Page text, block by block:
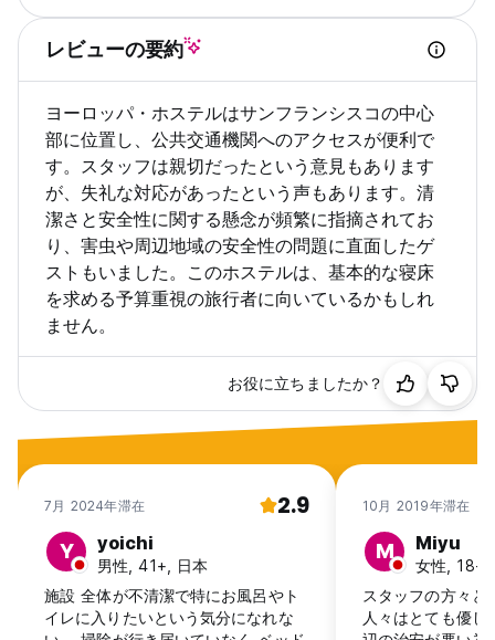
レビューの要約
ヨーロッパ・ホステルはサンフランシスコの中心
部に位置し、公共交通機関へのアクセスが便利で
す。スタッフは親切だったという意見もあります
が、失礼な対応があったという声もあります。清
潔さと安全性に関する懸念が頻繁に指摘されてお
り、害虫や周辺地域の安全性の問題に直面したゲ
ストもいました。このホステルは、基本的な寝床
を求める予算重視の旅行者に向いているかもしれ
ません。
お役に立ちましたか？
7月 2024年滞在 2.9
Y yoichi
男性, 41+, 日本
施設 全体が不清潔で特にお風呂やト
イレに入りたいという気分になれな
10月 2019年滞在
M Miyu
女性, 18-
スタッフの方々と
人々はとても優し